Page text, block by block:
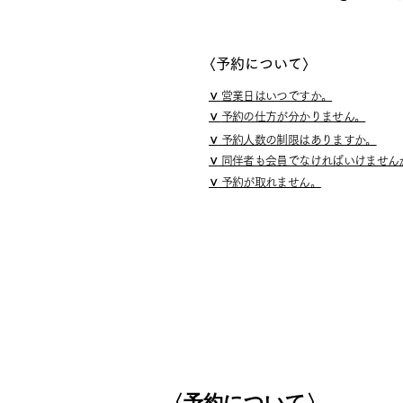
​〈予約について〉
∨ 営業日はいつですか。
∨ 予約の仕方が分かりません。
∨ 予約人数の制限はありますか。
∨ 同伴者も会員でなければいけません
∨ 予約が取れません。